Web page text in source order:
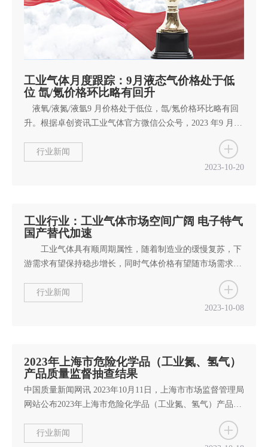
工业气体月度跟踪：9月液态气价格处于低
位 氙/氪价格环比略有回升
液氧/液氮/液氩9 月价格处于低位，氙/氪价格环比略有回
升。根据卓创资讯工业气体官方微信公众号，2023 年9 月市
场差异化明显，工业气价格涨跌互现。 具体来看：截至
9 月26 日，1）液氧：市场价格跌多涨少，液氧月均价491
元/吨，环比降8%，同比降6%；2）液氮：市场表现先弱后
行业新闻
2023-10-20
工业行业：工业气体市场空间广阔 电子特气
国产替代加速
工业气体具有顺周期属性，随着制造业的缓慢复苏，下
游需求有望保持稳步增长，同时气体价格有望随市场需求好
转而逐步回升。 摘要： 投资建议：工业气体下游
以钢铁、石化等为主，具有顺周期属性，有望随下游需求复
苏而逐步增长。推荐标的为杭氧股份（空分设备业内领先，
行业新闻
2023-10-08
2023年上海市危险化学品（工业氮、氢气）
产品质量监督抽查结果
中国质量新闻网讯 2023年10月11日，上海市市场监督管理局
网站公布2023年上海市危险化学品（工业氮、氢气）产品质
量监督抽查结果。 近期，上海市市场监督管理局对本市生产
的危险化学品（工业氮、氢气）产品质量进行了监督抽查。
行业新闻